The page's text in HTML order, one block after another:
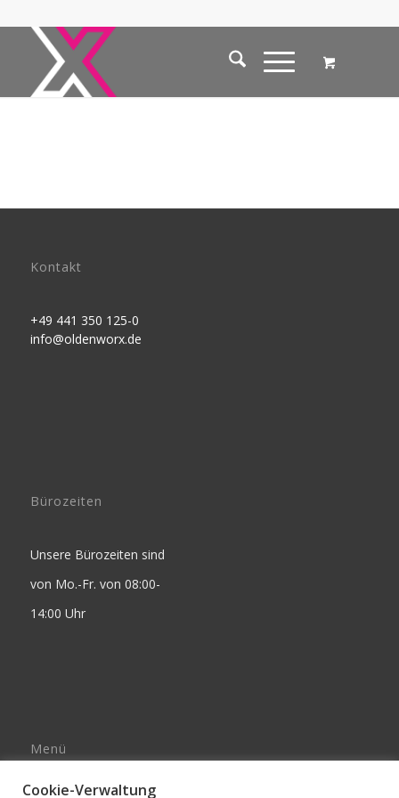
Kontakt
+49 441 350 125-0
info@oldenworx.de
Bürozeiten
Unsere Bürozeiten sind
von Mo.-Fr. von 08:00-
14:00 Uhr
Menü
Cookie-Verwaltung